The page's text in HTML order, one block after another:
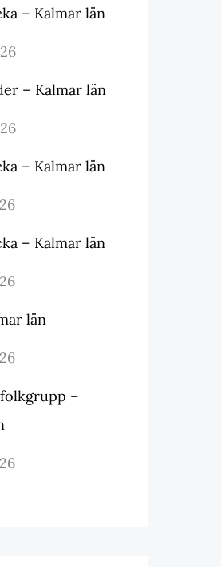
– Kalmar län
– Kalmar län
– Kalmar län
– Kalmar län
län
–